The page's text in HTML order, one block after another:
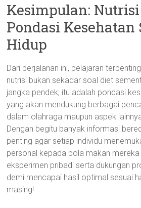
Kesimpulan:
Pondasi Kesehatan
Hidup
Dari perjalanan ini, pelajaran
nutrisi bukan sekadar soal diet
jangka pendek; itu adalah pondasi
yang akan mendukung berbagai
dalam olahraga maupun aspek
Dengan begitu banyak informasi
penting agar setiap individu
personal kepada pola makan mereka
eksperimen pribadi serta dukungan
demi mencapai hasil optimal sesuai
masing!